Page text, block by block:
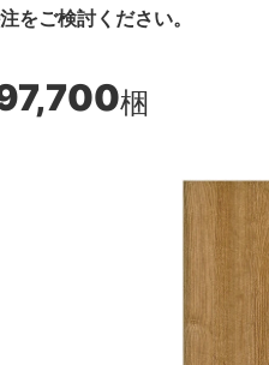
をご検討ください。
梱